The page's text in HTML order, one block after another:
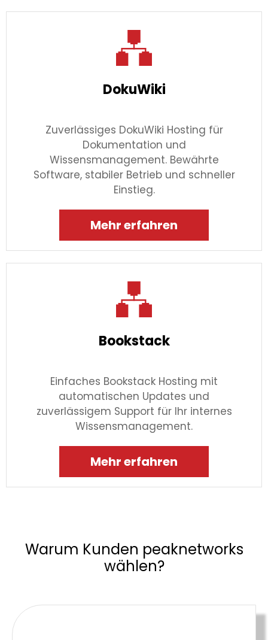
DokuWiki
Zuverlässiges DokuWiki Hosting für
Dokumentation und
Wissensmanagement. Bewährte
Software, stabiler Betrieb und schneller
Einstieg.
Mehr erfahren
Bookstack
Einfaches Bookstack Hosting mit
automatischen Updates und
zuverlässigem Support für Ihr internes
Wissensmanagement.
Mehr erfahren
Warum Kunden peaknetworks
wählen?